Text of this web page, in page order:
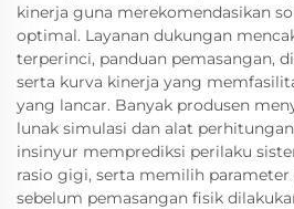
kinerja guna merekomendasikan
optimal. Layanan dukungan
terperinci, panduan pemasangan,
serta kurva kinerja yang
yang lancar. Banyak produsen
lunak simulasi dan alat
insinyur memprediksi perilaku
rasio gigi, serta memilih parameter
sebelum pemasangan fisik